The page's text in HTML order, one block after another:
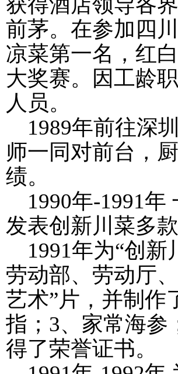
前茅。在参加四
凉菜第一名，红
大奖赛。因工龄
人员。
1989年前往深
师一同对前台，
绩。
1990年-1991年
发表创新川菜多
1991年为“创新
劳动部、劳动厅
艺术”片，并制作
指； 3、家常海参
得了荣誉证书。